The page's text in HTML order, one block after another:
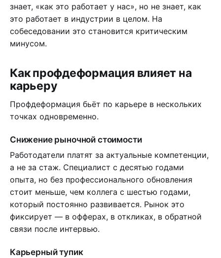
знает, «как это работает у нас», но не знает, как
это работает в индустрии в целом. На
собеседовании это становится критическим
минусом.
Как профдеформация влияет на
карьеру
Профдеформация бьёт по карьере в нескольких
точках одновременно.
Снижение рыночной стоимости
Работодатели платят за актуальные компетенции,
а не за стаж. Специалист с десятью годами
опыта, но без профессионального обновления
стоит меньше, чем коллега с шестью годами,
который постоянно развивается. Рынок это
фиксирует — в офферах, в откликах, в обратной
связи после интервью.
Карьерный тупик